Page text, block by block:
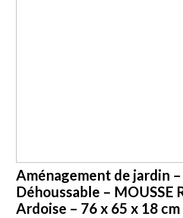
Aménagement de jardin –
Déhoussable – MOUSSE
Ardoise – 76 x 65 x 18 cm